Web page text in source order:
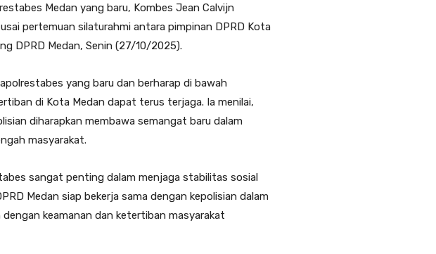
Medan yang baru, Kombes Jean Calvijn
pertemuan silaturahmi antara pimpinan DPRD Kota
DPRD Medan, Senin (27/10/2025).
yang baru dan berharap di bawah
di Kota Medan dapat terus terjaga. Ia menilai,
diharapkan membawa semangat baru dalam
masyarakat.
sangat penting dalam menjaga stabilitas sosial
Medan siap bekerja sama dengan kepolisian dalam
keamanan dan ketertiban masyarakat